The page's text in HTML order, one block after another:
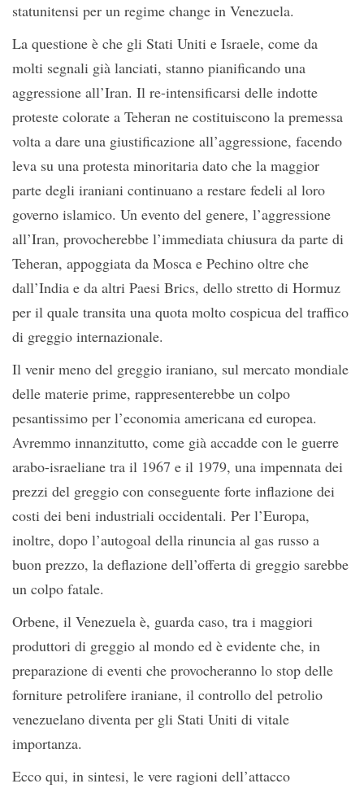
statunitensi per un regime change in Venezuela.
La questione è che gli Stati Uniti e Israele, come da
molti segnali già lanciati, stanno pianificando una
aggressione all’Iran. Il re-intensificarsi delle indotte
proteste colorate a Teheran ne costituiscono la premessa
volta a dare una giustificazione all’aggressione, facendo
leva su una protesta minoritaria dato che la maggior
parte degli iraniani continuano a restare fedeli al loro
governo islamico. Un evento del genere, l’aggressione
all’Iran, provocherebbe l’immediata chiusura da parte di
Teheran, appoggiata da Mosca e Pechino oltre che
dall’India e da altri Paesi Brics, dello stretto di Hormuz
per il quale transita una quota molto cospicua del traffico
di greggio internazionale.
Il venir meno del greggio iraniano, sul mercato mondiale
delle materie prime, rappresenterebbe un colpo
pesantissimo per l’economia americana ed europea.
Avremmo innanzitutto, come già accadde con le guerre
arabo-israeliane tra il 1967 e il 1979, una impennata dei
prezzi del greggio con conseguente forte inflazione dei
costi dei beni industriali occidentali. Per l’Europa,
inoltre, dopo l’autogoal della rinuncia al gas russo a
buon prezzo, la deflazione dell’offerta di greggio sarebbe
un colpo fatale.
Orbene, il Venezuela è, guarda caso, tra i maggiori
produttori di greggio al mondo ed è evidente che, in
preparazione di eventi che provocheranno lo stop delle
forniture petrolifere iraniane, il controllo del petrolio
venezuelano diventa per gli Stati Uniti di vitale
importanza.
Ecco qui, in sintesi, le vere ragioni dell’attacco